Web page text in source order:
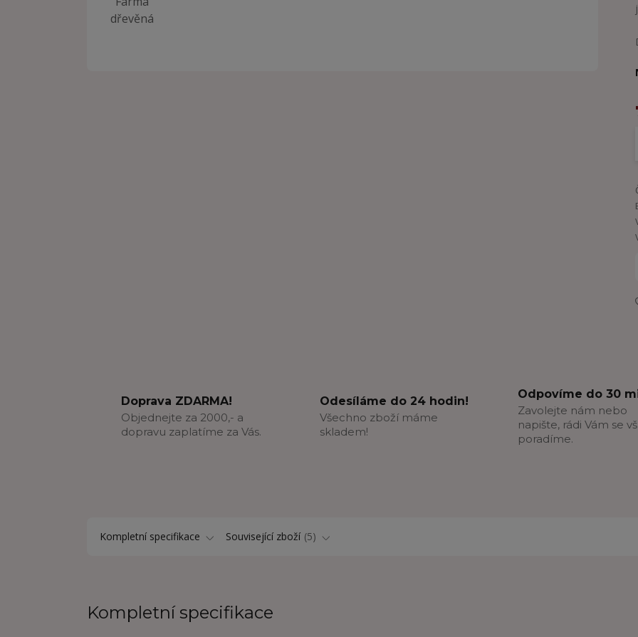
Doprava ZDARMA!
Objednejte za 2000,- a
dopravu zaplatíme za Vás.
Odesíláme do 24 hodin!
Všechno zboží máme
skladem!
Odpovíme do 30
Zavolejte nám nebo
napište, rádi Vám se
poradíme.
Kompletní specifikace Související zboží 5
Kompletní specifikace